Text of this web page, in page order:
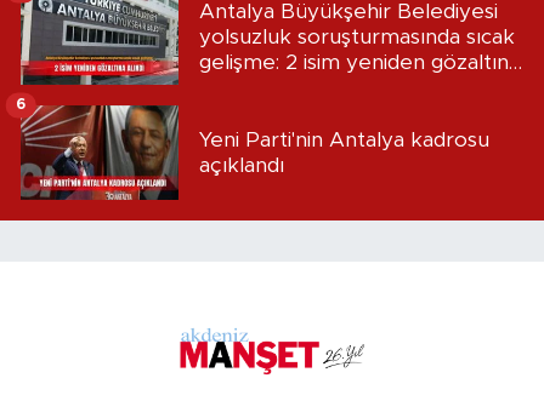
Antalya Büyükşehir Belediyesi
yolsuzluk soruşturmasında sıcak
gelişme: 2 isim yeniden gözaltına
Yeni Parti'nin Antalya kadrosu
açıklandı
6